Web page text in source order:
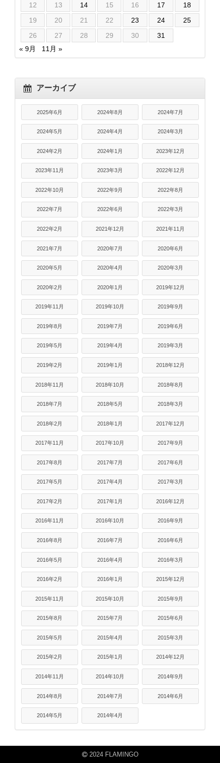
12
13 14 15 16 17
18
19
20 21 22 23 24
25
26
27 28 29 30
31
« 9月
11月 »
アーカイブ
2025年6月 2024年8月 2024年7月
2024年5月 2024年4月 2024年3月
2024年2月 2024年1月 2023年12月
2023年11月 2023年3月 2022年12月
2022年10月 2022年9月 2022年8月
2022年7月 2022年6月 2022年3月
2022年2月 2021年12月 2021年11月
2021年7月 2020年7月 2020年6月
2020年5月 2020年4月 2020年3月
2020年2月 2020年1月 2019年12月
2019年11月 2019年10月 2019年9月
2019年8月 2019年7月 2019年6月
2019年5月 2019年4月 2019年3月
2019年2月 2019年1月 2018年12月
2018年11月 2018年10月 2018年8月
2018年7月 2018年5月 2018年3月
2018年2月 2018年1月 2017年12月
2017年11月 2017年10月 2017年9月
2017年8月 2017年7月 2017年6月
2017年5月 2017年4月 2017年3月
2017年2月 2017年1月 2016年12月
2016年11月 2016年10月 2016年9月
2016年8月 2016年7月 2016年6月
2016年5月 2016年4月 2016年3月
2016年2月 2016年1月 2015年12月
2015年11月 2015年10月 2015年9月
2015年8月 2015年7月 2015年6月
2015年5月 2015年4月 2015年3月
2015年2月 2015年1月 2014年12月
2014年11月 2014年10月 2014年9月
2014年8月 2014年7月 2014年6月
2014年5月 2014年4月
2024 FLAMINGO